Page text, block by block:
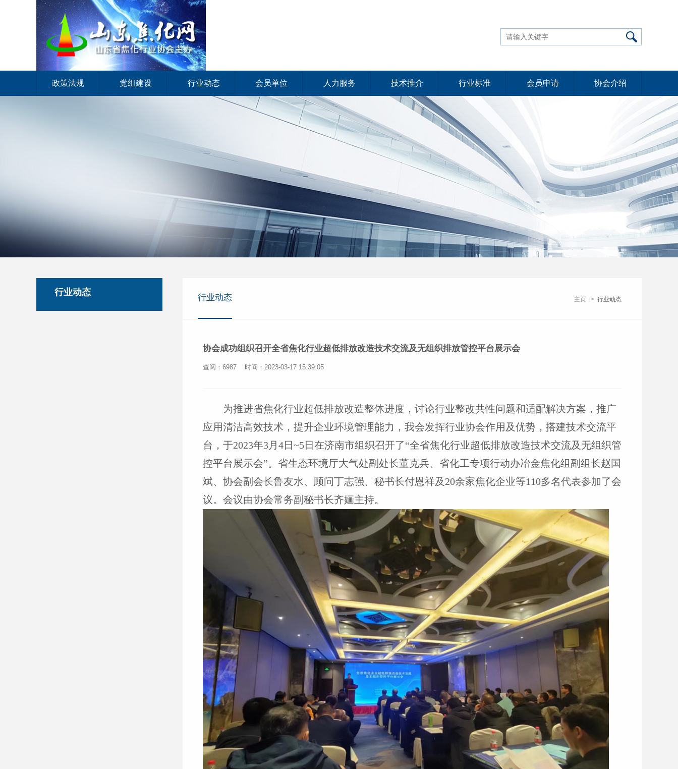
政策法规 党组建设 行业动态 会员单位 人力服务 技术推介 行业标准 会员申请 协会介绍
行业动态
行业动态 主页 > 行业动态
协会成功组织召开全省焦化行业超低排放改造技术交流及无组织排放管控平台展示会
查阅：6987 时间：2023-03-17 15:39:05
为推进省焦化行业超低排放改造整体进度，讨论行业整改共性问题和适配解决方案，推广
应用清洁高效技术，提升企业环境管理能力，我会发挥行业协会作用及优势，搭建技术交流平
台，于2023年3月 4日 ~5日在济南市组织召开了“全省焦化行业超低排放改造技术交流及无组织管
控平台展示会”。省生态环境厅大气处副处长董克兵、省化工专项行动办冶金焦化组副组长赵国
斌、协会副会长鲁友水、顾问丁志强、秘书长付恩祥及 20余家焦化企业等110多名代表参加了会
议。会议由协会常务副秘书长齐婳主持。